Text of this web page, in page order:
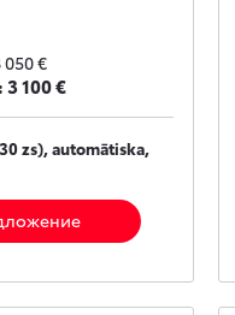
050 €
3 100 €
zs), automātiska,